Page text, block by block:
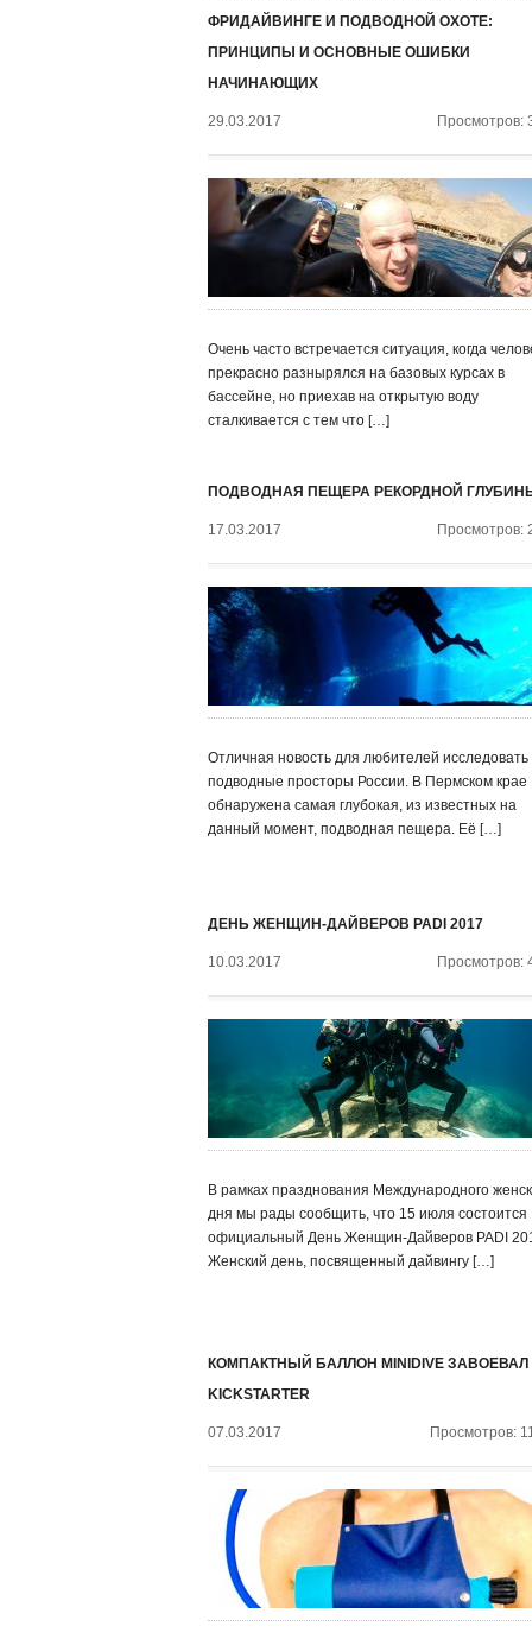
ФРИДАЙВИНГЕ И ПОДВОДНОЙ ОХОТЕ:
ПРИНЦИПЫ И ОСНОВНЫЕ ОШИБКИ
НАЧИНАЮЩИХ
29.03.2017 Просмотров:
Очень часто встречается ситуация, когда
прекрасно разнырялся на базовых курсах в
бассейне, но приехав на открытую воду
сталкивается с тем что […]
ПОДВОДНАЯ ПЕЩЕРА РЕКОРДНОЙ
17.03.2017 Просмотров:
Отличная новость для любителей исследовать
подводные просторы России. В Пермском крае
обнаружена самая глубокая, из известных на
данный момент, подводная пещера. Её […]
ДЕНЬ ЖЕНЩИН-ДАЙВЕРОВ PADI 2017
10.03.2017 Просмотров:
В рамках празднования Международного
дня мы рады сообщить, что 15 июля состоится
официальный День Женщин-Дайверов PADI
Женский день, посвященный дайвингу […]
КОМПАКТНЫЙ БАЛЛОН MINIDIVE ЗАВОЕВАЛ
KICKSTARTER
07.03.2017 Просмотров: